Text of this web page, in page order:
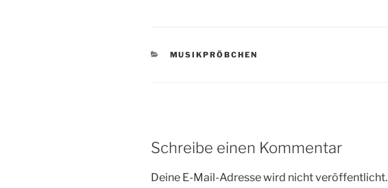
KATEGORIEN
MUSIKPRÖBCHEN
Schreibe einen Kommentar
Deine E-Mail-Adresse wird nicht veröffentlicht.